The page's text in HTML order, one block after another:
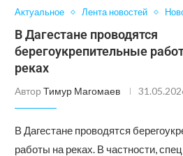
Актуальное Лента новостей
В Дагестане проводятся
берегоукрепительные
реках
АвторТимур Магомаев
В Дагестане проводятся
работы на реках. В частности,